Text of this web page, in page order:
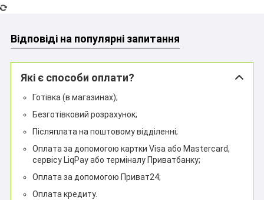
Відповіді на популярні запитання
Які є способи оплати?
Готівка (в магазинах);
Безготівковий розрахунок;
Післяплата на поштовому відділенні;
Оплата за допомогою картки Visa або Mastercard,
сервісу LiqPay або терміналу Приватбанку;
Оплата за допомогою Приват24;
Оплата кредиту.